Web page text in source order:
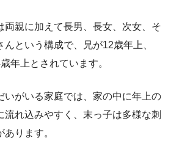
両親に加えて長男、長女、次女、そ
んという構成で、兄が12歳年上、
年上とされています。
いがいる家庭では、家の中に年上の
流れ込みやすく、末っ子は多様な刺
ります。